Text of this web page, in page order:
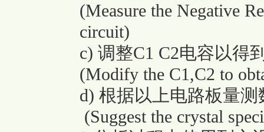
(Measure the Negative
circuit)
c) 调整C1 C2电容以得
(Modify the C1,C2 to
d) 根据以上电路板量
(Suggest the crystal